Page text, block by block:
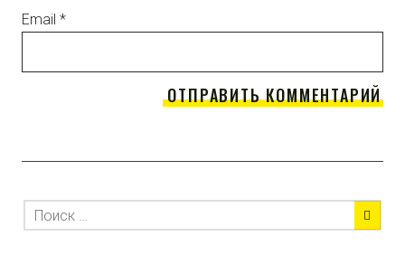
Email *